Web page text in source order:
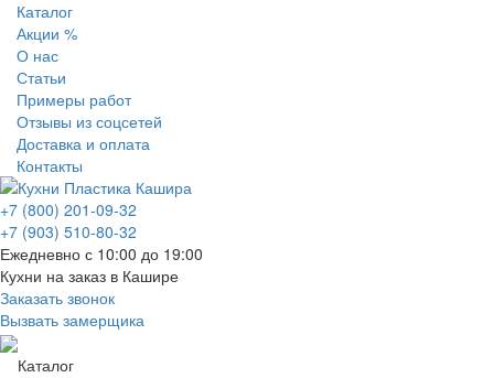
Каталог
Акции %
О нас
Статьи
Примеры работ
Отзывы из соцсетей
Доставка и оплата
Контакты
+7 (800) 201-09-32
+7 (903) 510-80-32
Ежедневно с 10:00 до 19:00
Кухни на заказ в Кашире
Заказать звонок
Вызвать замерщика
Каталог